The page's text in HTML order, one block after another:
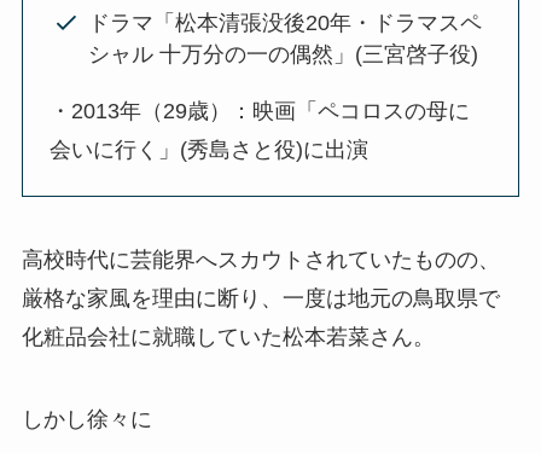
ドラマ「松本清張没後20年・ドラマスペ
シャル 十万分の一の偶然」(三宮啓子役)
・2013年（29歳）：映画「ペコロスの母に
会いに行く」(秀島さと役)に出演
高校時代に芸能界へスカウトされていたものの、
厳格な家風を理由に断り、一度は地元の鳥取県で
化粧品会社に就職していた松本若菜さん。
しかし徐々に